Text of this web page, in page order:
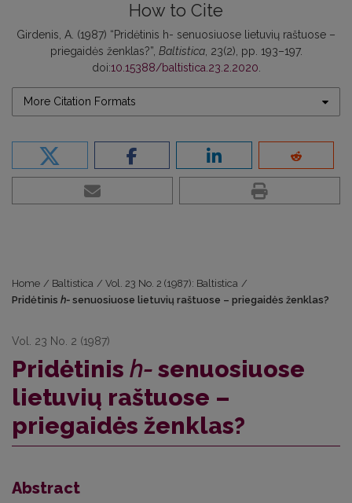
How to Cite
Girdenis, A. (1987) “Pridėtinis h- senuosiuose lietuvių raštuose –
priegaidės ženklas?”, Baltistica, 23(2), pp. 193–197.
doi:10.15388/baltistica.23.2.2020.
More Citation Formats
Home / Baltistica / Vol. 23 No. 2 (1987): Baltistica /
Pridėtinis h- senuosiuose lietuvių raštuose – priegaidės ženklas?
Vol. 23 No. 2 (1987)
Pridėtinis h- senuosiuose
lietuvių raštuose –
priegaidės ženklas?
Abstract